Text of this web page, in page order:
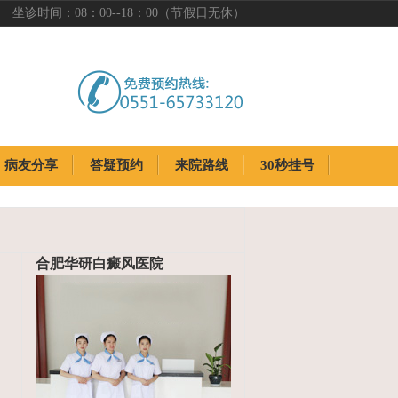
坐诊时间：08：00--18：00（节假日无休）
病友分享
病友分享
答疑预约
答疑预约
来院路线
来院路线
30秒挂号
30秒挂号
合肥华研白癜风医院